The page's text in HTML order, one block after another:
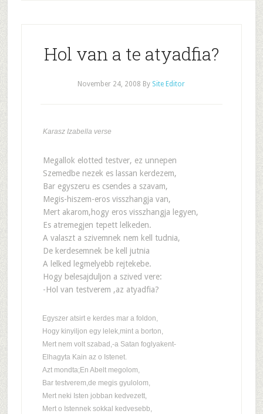
Hol van a te atyadfia?
November 24, 2008 By Site Editor
Karasz Izabella verse
Megallok elotted testver, ez unnepen
Szemedbe nezek es lassan kerdezem,
Bar egyszeru es csendes a szavam,
Megis-hiszem-eros visszhangja van,
Mert akarom,hogy eros visszhangja legyen,
Es atremegjen tepett lelkeden.
A valaszt a szivemnek nem kell tudnia,
De kerdesemnek be kell jutnia
A lelked legmelyebb rejtekebe.
Hogy belesajduljon a szived vere:
-Hol van testverem ,az atyadfia?
Egyszer atsirt e kerdes mar a foldon,
Hogy kinyiljon egy lelek,mint a borton,
Mert nem volt szabad,-a Satan foglyakent-
Elhagyta Kain az o Istenet.
Azt mondta;En Abelt megolom,
Bar testverem,de megis gyulolom,
Mert neki Isten jobban kedvezett,
Mert o Istennek sokkal kedvesebb,